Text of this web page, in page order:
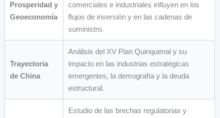
Prosperidad y
Geoeconomía
comerciales e industriales influyen en los
flujos de inversión y en las cadenas de
suministro.
Trayectoria
de China
Análisis del XV Plan Quinquenal y su
impacto en las industrias estratégicas
emergentes, la demografía y la deuda
estructural.
Estudio de las brechas regulatorias y